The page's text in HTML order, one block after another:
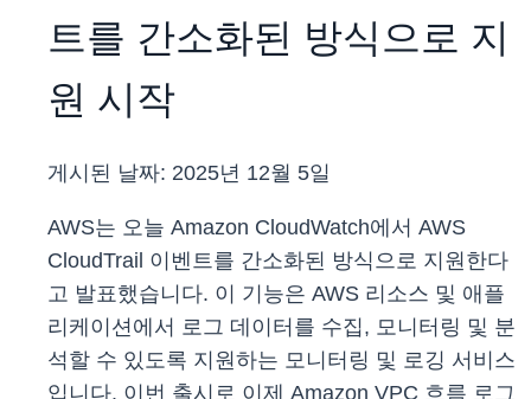
트를 간소화된 방식으로 지
원 시작
게시된 날짜: 2025년 12월 5일
AWS는 오늘 Amazon CloudWatch에서 AWS
CloudTrail 이벤트를 간소화된 방식으로 지원한다
고 발표했습니다. 이 기능은 AWS 리소스 및 애플
리케이션에서 로그 데이터를 수집, 모니터링 및 분
석할 수 있도록 지원하는 모니터링 및 로깅 서비스
입니다. 이번 출시로 이제 Amazon VPC 흐름 로그